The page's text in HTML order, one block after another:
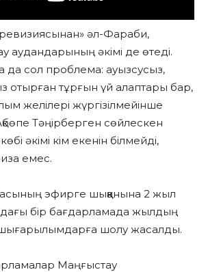
әл-Фараби,
аудандарының әкімі де өтеді.
да сол проблема: ауызсусыз,
отырған тұрғын үй алаптары бар,
желілері жүргізілмейінше
Тәңірберген сөйлескен
әкімі кім екенін білмейді,
емес.
эфирге шыққанына 2 жыл
бір бағдарламада жылдың
шолу жасалды.
Маңғыстау